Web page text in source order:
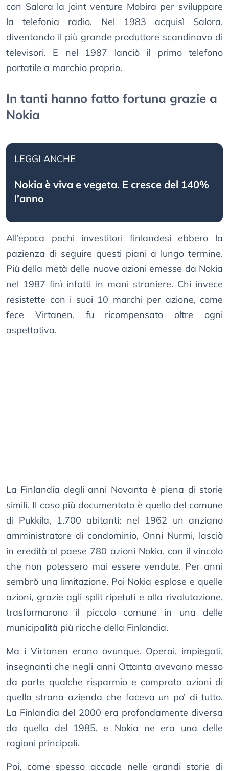
con Salora la joint venture Mobira per sviluppare
la telefonia radio. Nel 1983 acquisì Salora,
diventando il più grande produttore scandinavo di
televisori. E nel 1987 lanciò il primo telefono
portatile a marchio proprio.
In tanti hanno fatto fortuna grazie a
Nokia
LEGGI ANCHE
Nokia è viva e vegeta. E cresce del 140%
l’anno
All’epoca pochi investitori finlandesi ebbero la
pazienza di seguire questi piani a lungo termine.
Più della metà delle nuove azioni emesse da Nokia
nel 1987 finì infatti in mani straniere. Chi invece
resistette con i suoi 10 marchi per azione, come
fece Virtanen, fu ricompensato oltre ogni
aspettativa.
La Finlandia degli anni Novanta è piena di storie
simili. Il caso più documentato è quello del comune
di Pukkila, 1.700 abitanti: nel 1962 un anziano
amministratore di condominio, Onni Nurmi, lasciò
in eredità al paese 780 azioni Nokia, con il vincolo
che non potessero mai essere vendute. Per anni
sembrò una limitazione. Poi Nokia esplose e quelle
azioni, grazie agli split ripetuti e alla rivalutazione,
trasformarono il piccolo comune in una delle
municipalità più ricche della Finlandia.
Ma i Virtanen erano ovunque. Operai, impiegati,
insegnanti che negli anni Ottanta avevano messo
da parte qualche risparmio e comprato azioni di
quella strana azienda che faceva un po’ di tutto.
La Finlandia del 2000 era profondamente diversa
da quella del 1985, e Nokia ne era una delle
ragioni principali.
Poi, come spesso accade nelle grandi storie di